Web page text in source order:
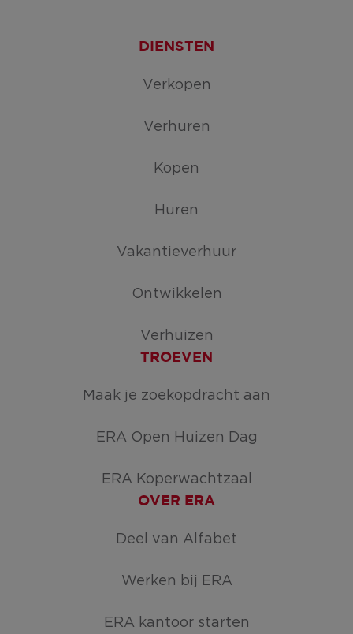
DIENSTEN
Verkopen
Verhuren
Kopen
Huren
Vakantieverhuur
Ontwikkelen
Verhuizen
TROEVEN
Maak je zoekopdracht aan
ERA Open Huizen Dag
ERA Koperwachtzaal
OVER ERA
Deel van Alfabet
Werken bij ERA
ERA kantoor starten